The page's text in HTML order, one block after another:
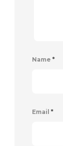
Name *
Email *